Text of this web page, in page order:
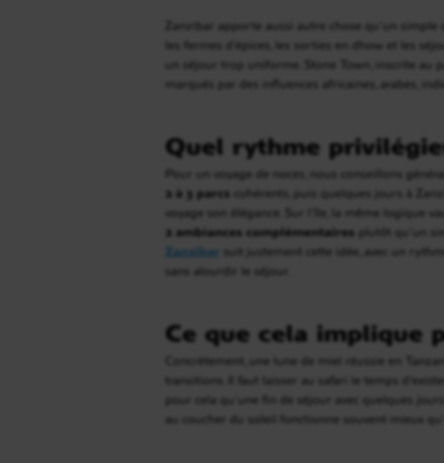
Zanzibar apporte aussi autre chose qu’un
les fermes d’épices, les sorties en dhow et les
un séjour trop uniforme. Stone Town, inscrite
marqués par des influences africaines, arabes,
Quel rythme
Pour un voyage de noces, nous conseillons
2 à 3 parcs cohérents, puis quelques jours à
voyage son élégance. Sur l’île, la même logique
2 ambiances complémentaires plutôt qu’un
Zanzibar
suit justement cette idée, avec un
sans alourdir le séjour.
Ce que cela implique
Concrètement, une lune de miel réussie en
transitions. Il faut laisser au safari le temps
pour cela qu’une fin de séjour avec quelques
au coucher du soleil fonctionne souvent mieux